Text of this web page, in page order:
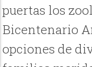
puertas los
Bicentenario
opciones de